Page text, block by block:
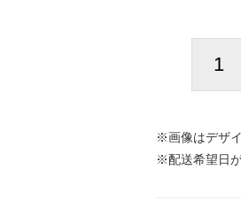
※画像はデザ
※配送希望日